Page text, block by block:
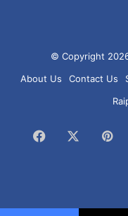
© Copyright
About Us
Contact Us
Facebook